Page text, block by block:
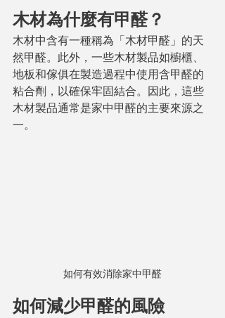
木材為什麼有甲醛？
木材中含有一種稱為「木材甲醛」的天
然甲醛。此外，一些木材製品如櫥櫃、
地板和傢俱在製造過程中使用含甲醛的
粘合劑，以確保牢固結合。因此，這些
木材製品通常是家中甲醛的主要來源之
一。
如何有效消除家中甲醛
如何減少甲醛的風險